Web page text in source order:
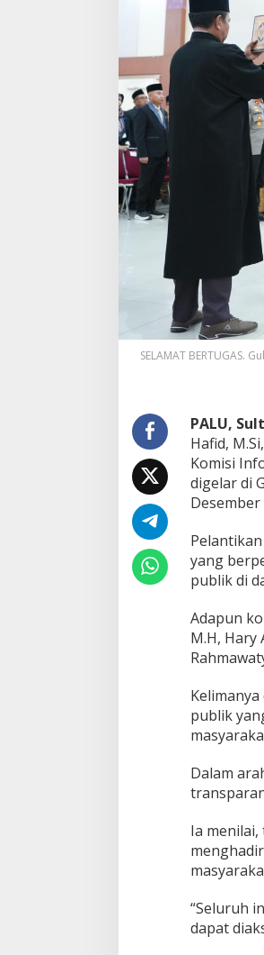
SELAMAT BERTUGAS.
PALU,
Hafid,
Komisi
digelar di
Desember
yang
publik di
Adapun
M.H, Hary
publik
Dalam
Ia
“Seluruh
dapat